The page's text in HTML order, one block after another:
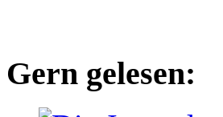
Gern gelesen: